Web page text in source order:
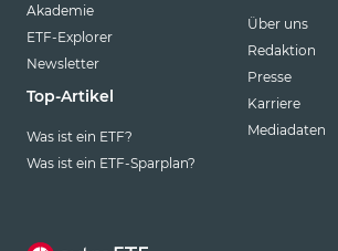
Akademie
ETF-Explorer
Newsletter
Top-Artikel
Was ist ein ETF?
Was ist ein ETF-Sparplan?
Über uns
Redaktion
Presse
Karriere
Mediadaten